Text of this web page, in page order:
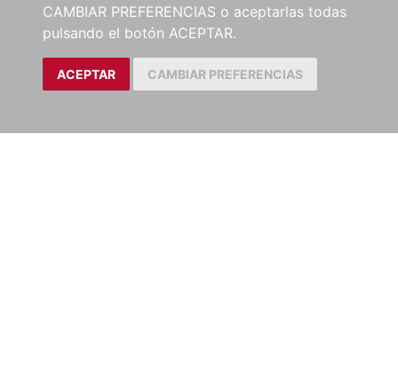
CAMBIAR PREFERENCIAS o aceptarlas todas
pulsando el botón ACEPTAR.
ACEPTAR CAMBIAR PREFERENCIAS